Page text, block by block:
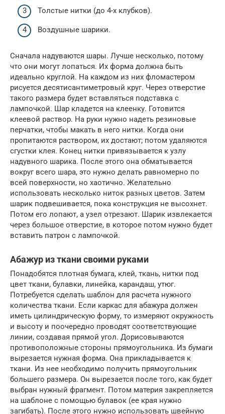
Толстые нитки (до 4-х клубков).
Воздушные шарики.
Сначала надуваются шары. Лучше несколько, потому
что они могут лопаться. Их форма должна быть
идеально круглой. На каждом из них фломастером
рисуется десятисантиметровый круг. Через отверстие
такого размера будет вставляться подставка с
лампочкой. Шар кладется на клеенку. Готовится
клеевой раствор. На руки нужно надеть резиновые
перчатки, чтобы макать в него нитки. Когда они
пропитаются раствором, их достают; потом удаляются
сгустки клея. Конец нитки привязывается к узлу
надувного шарика. После этого она обматывается
вокруг всего шара, это нужно делать равномерно по
всей поверхности, но хаотично. Желательно
использовать несколько ниток разных цветов. Затем
шарик подвешивается, пока конструкция не высохнет.
Потом его лопают, а узел отрезают. Шарик извлекается
через большое отверстие, в которое потом нужно будет
вставить патрон с лампочкой.
Абажур из ткани своими руками
Понадобятся плотная бумага, клей, ткань, нитки под
цвет ткани, булавки, линейка, карандаш, утюг.
Потребуется сделать шаблон для расчета нужного
количества ткани. Если каркас для абажура должен
иметь цилиндрическую форму, то измеряют окружность
и высоту и поочередно проводят соответствующие
линии, создавая прямой угол. Дорисовываются
противоположные стороны прямоугольника. Из бумаги
вырезается нужная форма. Она прикладывается к
ткани. Из нее необходимо получить прямоугольник
большего размера. Он вырезается после того, как будет
выбран нужный фрагмент. Потом материя закрепляется
на шаблоне с помощью булавок (ее края нужно
загибать). После этого нужно использовать швейную